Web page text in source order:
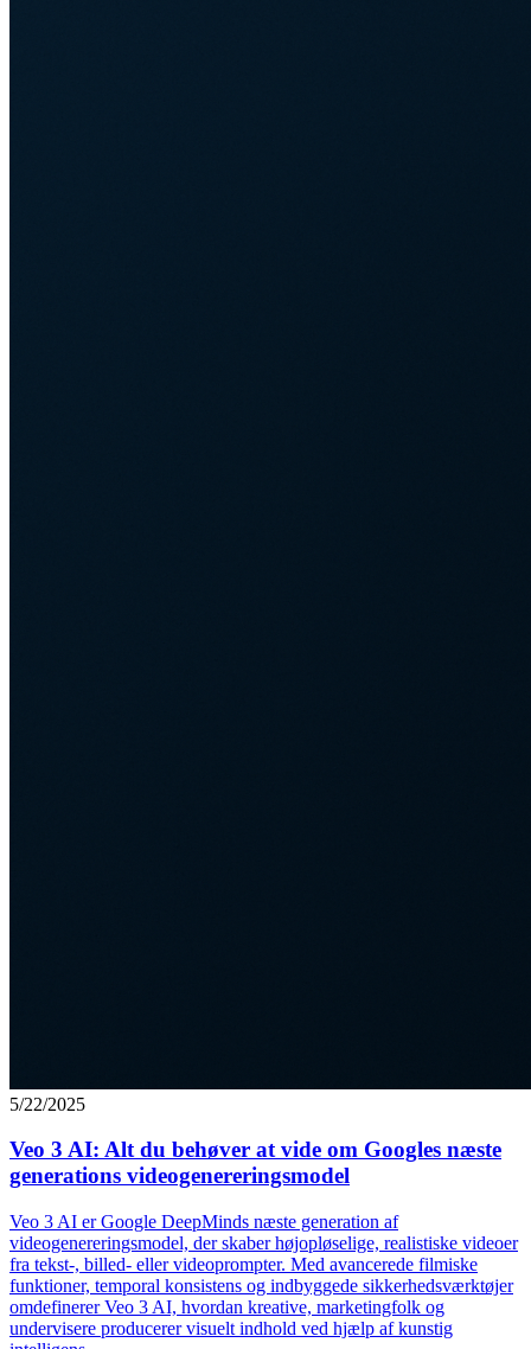
5/22/2025
Veo 3 AI: Alt du behøver at vide om Googles næste
generations videogenereringsmodel
Veo 3 AI er Google DeepMinds næste generation af
videogenereringsmodel, der skaber højopløselige, realistiske videoer
fra tekst-, billed- eller videoprompter. Med avancerede filmiske
funktioner, temporal konsistens og indbyggede sikkerhedsværktøjer
omdefinerer Veo 3 AI, hvordan kreative, marketingfolk og
undervisere producerer visuelt indhold ved hjælp af kunstig